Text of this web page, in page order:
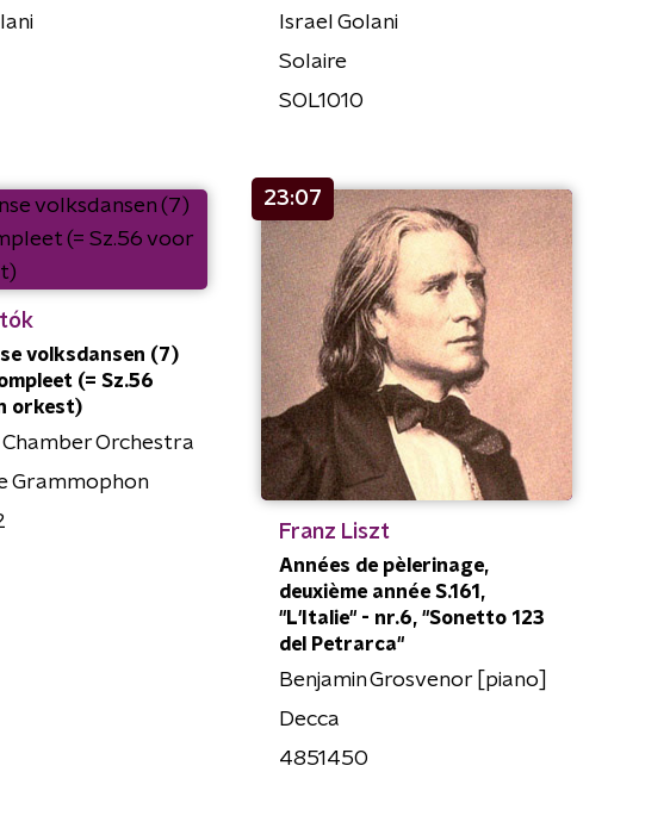
Israel Golani
Solaire
SOL1010
volksdansen (7)
(= Sz.56
orkest)
Orchestra
Grammophon
23:07
Franz Liszt
Années de pèlerinage,
deuxième année S.161,
"L'Italie" - nr.6, "Sonetto 123
del Petrarca"
Benjamin Grosvenor [piano]
Decca
4851450